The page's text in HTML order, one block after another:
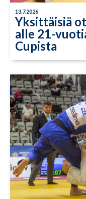
13.7.2026
Yksittäisiä
alle 21-
Cupista